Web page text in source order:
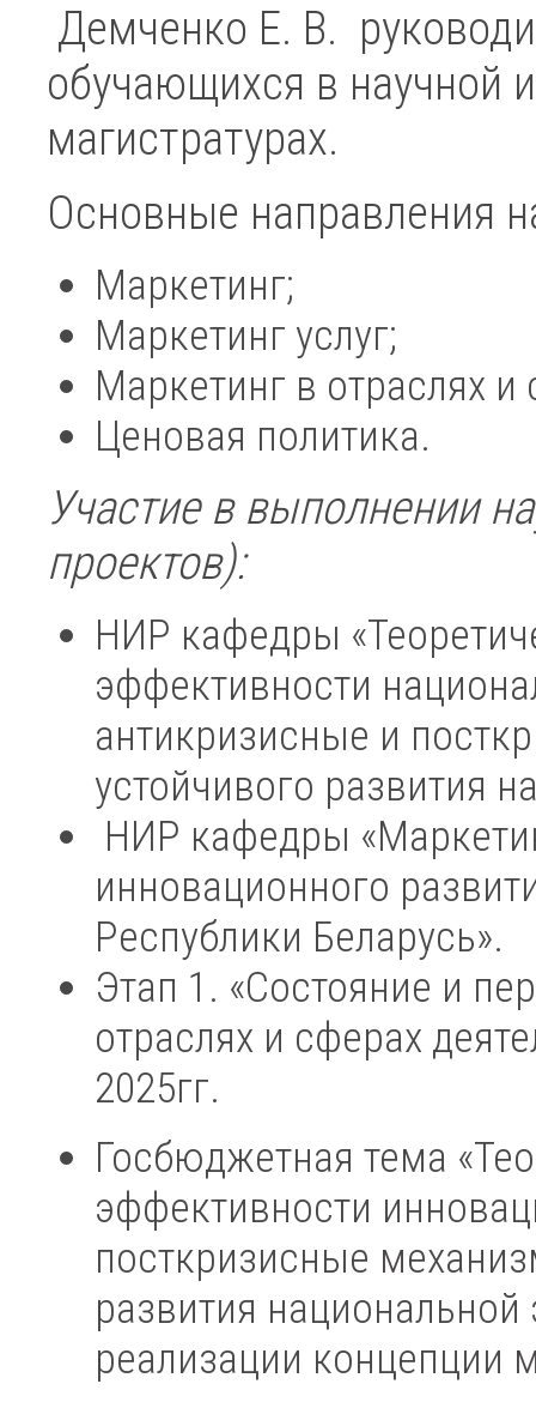
Демченко Е. В.
обучающихся в научной
магистратурах.
Основные направления
Маркетинг;
Маркетинг услуг;
Маркетинг в отраслях и
Ценовая политика.
Участие в выполнении
проектов):
НИР кафедры
эффективности
антикризисные и
устойчивого развития
НИР кафедры
инновационного
Республики Беларусь».
Этап 1. «Состояние и
отраслях и сферах
2025гг.
Госбюджетная тема
эффективности
посткризисные
развития
реализации концепции